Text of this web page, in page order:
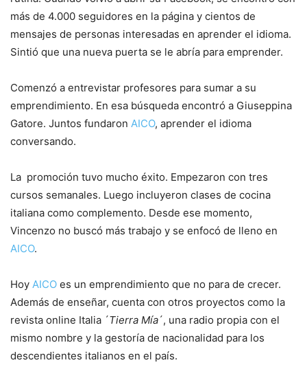
más de 4.000 seguidores en la página y cientos de
mensajes de personas interesadas en aprender el idioma.
Sintió que una nueva puerta se le abría para emprender.
Comenzó a entrevistar profesores para sumar a su
emprendimiento. En esa búsqueda encontró a Giuseppina
Gatore. Juntos fundaron AICO, aprender el idioma
conversando.
La promoción tuvo mucho éxito. Empezaron con tres
cursos semanales. Luego incluyeron clases de cocina
italiana como complemento. Desde ese momento,
Vincenzo no buscó más trabajo y se enfocó de lleno en
AICO.
Hoy AICO es un emprendimiento que no para de crecer.
Además de enseñar, cuenta con otros proyectos como la
revista online Italia ´Tierra Mía´, una radio propia con el
mismo nombre y la gestoría de nacionalidad para los
descendientes italianos en el país.